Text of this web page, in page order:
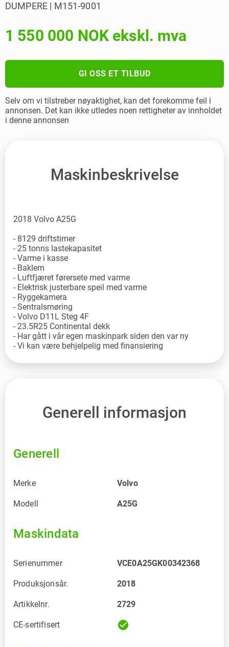
DUMPERE | M151-9001
1 550 000 NOK ekskl. mva
GI OSS ET TILBUD
Selv om vi tilstreber nøyaktighet, kan det forekomme feil i
annonsen. Det kan ikke utledes noen rettigheter av innholdet
i denne annonsen
Maskinbeskrivelse
2018 Volvo A25G
- 8129 driftstimer
- 25 tonns lastekapasitet
- Varme i kasse
- Baklem
- Luftfjæret førersete med varme
- Elektrisk justerbare speil med varme
- Ryggekamera
- Sentralsmøring
- Volvo D11L Steg 4F
- 23.5R25 Continental dekk
- Har gått i vår egen maskinpark siden den var ny
- Vi kan være behjelpelig med finansiering
Generell informasjon
Generell
Merke Volvo
Modell A25G
Maskindata
Serienummer VCE0A25GK00342368
Produksjonsår. 2018
Artikkelnr. 2729
CE-sertifisert check_circle